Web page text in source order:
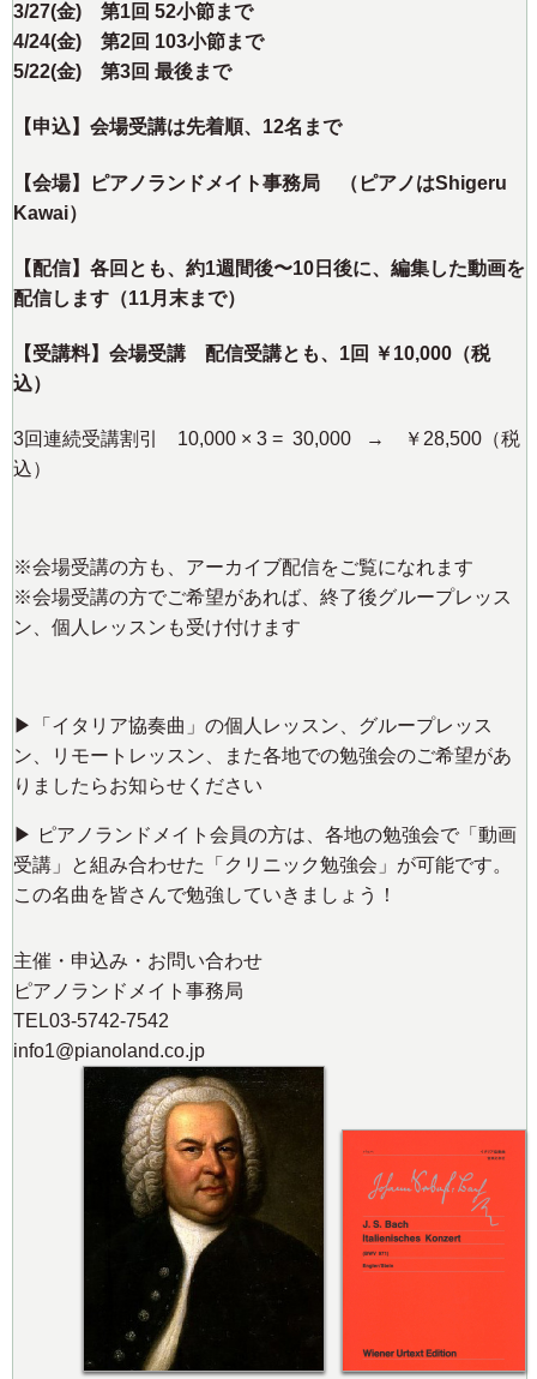
3/27(金) 第1回 52小節まで
4/24(金) 第2回 103小節まで
5/22(金) 第3回 最後まで
【申込】会場受講は先着順、12名まで
【会場】ピアノランドメイト事務局 （ピアノはShigeru
Kawai）
【配信】各回とも、約1週間後〜10日後に、編集した動画を
配信します（11月末まで）
【受講料】会場受講 配信受講とも、1回 ￥10,000（税
込）
3回連続受講割引 10,000 × 3 = 30,000 →
￥28,500（税
込）
※会場受講の方も、アーカイブ配信をご覧になれます
※会場受講の方でご希望があれば、終了後グループレッス
ン、個人レッスンも受け付けます
▶︎「イタリア協奏曲」の個人レッスン、グループレッス
ン、リモートレッスン、また各地での勉強会のご希望があ
りましたらお知らせください
▶︎ ピアノランドメイト会員の方は、各地の勉強会で「動画
受講」と組み合わせた「クリニック勉強会」が可能です。
この名曲を皆さんで勉強していきましょう！
主催・申込み・お問い合わせ
ピアノランドメイト事務局
TEL03-5742-7542
info1@pianoland.co.jp